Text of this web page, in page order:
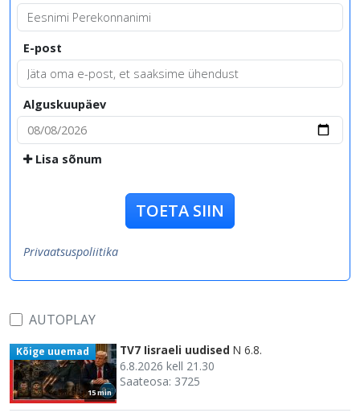
E-post
Alguskuupäev
Lisa sõnum
TOETA SIIN
Privaatsuspoliitika
AUTOPLAY
15 min
Kõige uuemad TV7 Iisraeli uudised N 6.8.
6.8.2026 kell 21.30
Saateosa: 3725